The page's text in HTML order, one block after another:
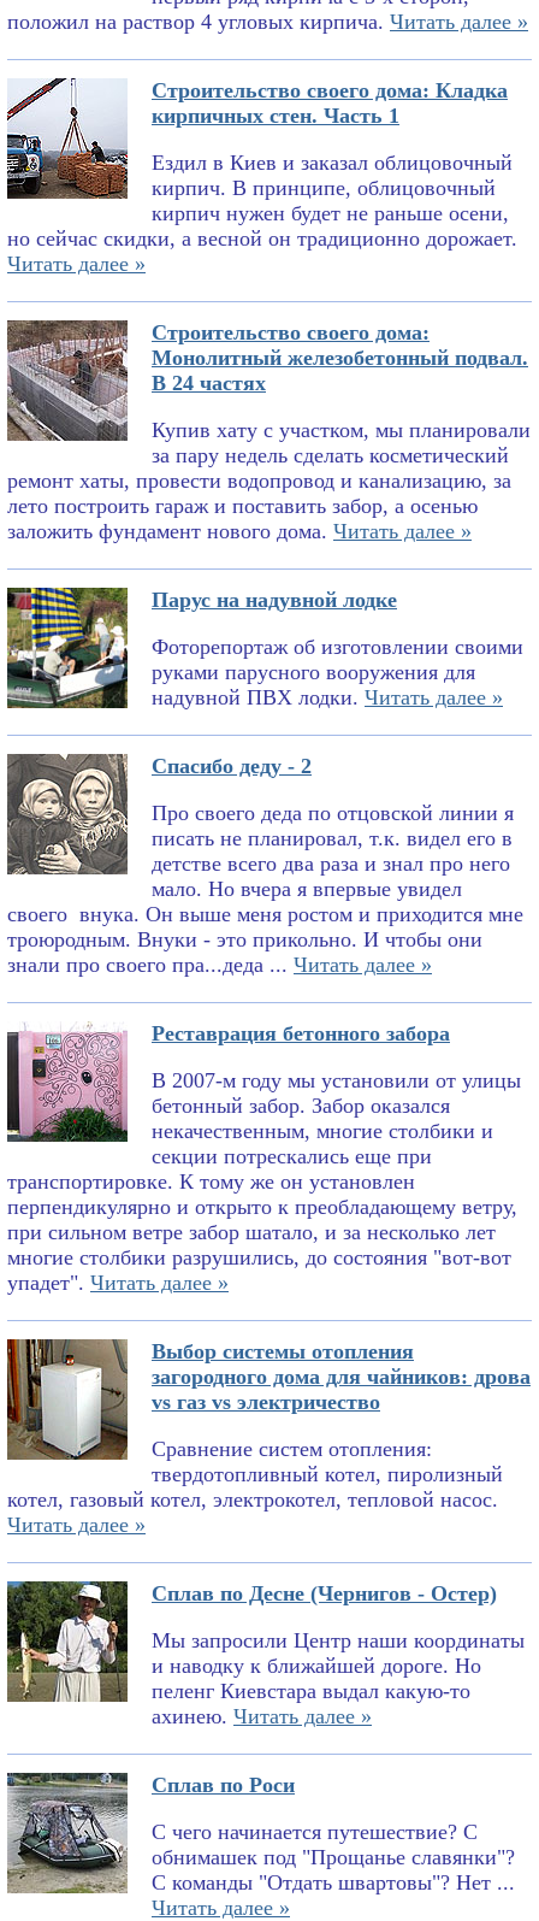
положил на раствор 4 угловых кирпича. Читать далее »
Строительство своего дома: Кладка
кирпичных стен. Часть 1
Ездил в Киев и заказал облицовочный
кирпич. В принципе, облицовочный
кирпич нужен будет не раньше осени,
но сейчас скидки, а весной он традиционно дорожает.
Читать далее »
Строительство своего дома:
Монолитный железобетонный подвал.
В 24 частях
Купив хату с участком, мы планировали
за пару недель сделать косметический
ремонт хаты, провести водопровод и канализацию, за
лето построить гараж и поставить забор, а осенью
заложить фундамент нового дома. Читать далее »
Парус на надувной лодке
Фоторепортаж об изготовлении своими
руками парусного вооружения для
надувной ПВХ лодки. Читать далее »
Спасибо деду - 2
Про своего деда по отцовской линии я
писать не планировал, т.к. видел его в
детстве всего два раза и знал про него
мало. Но вчера я впервые увидел
своего внука. Он выше меня ростом и приходится мне
троюродным. Внуки - это прикольно. И чтобы они
знали про своего пра...деда ... Читать далее »
Реставрация бетонного забора
В 2007-м году мы установили от улицы
бетонный забор. Забор оказался
некачественным, многие столбики и
секции потрескались еще при
транспортировке. К тому же он установлен
перпендикулярно и открыто к преобладающему ветру,
при сильном ветре забор шатало, и за несколько лет
многие столбики разрушились, до состояния "вот-вот
упадет". Читать далее »
Выбор системы отопления
загородного дома для чайников: дрова
vs газ vs электричество
Сравнение систем отопления:
твердотопливный котел, пиролизный
котел, газовый котел, электрокотел, тепловой насос.
Читать далее »
Сплав по Десне (Чернигов - Остер)
Мы запросили Центр наши координаты
и наводку к ближайшей дороге. Но
пеленг Киевстара выдал какую-то
ахинею. Читать далее »
Сплав по Роси
С чего начинается путешествие? С
обнимашек под "Прощанье славянки"?
С команды "Отдать швартовы"? Нет ...
Читать далее »